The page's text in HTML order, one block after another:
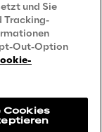
und Sie
Tracking-
Out-Option
Cookies